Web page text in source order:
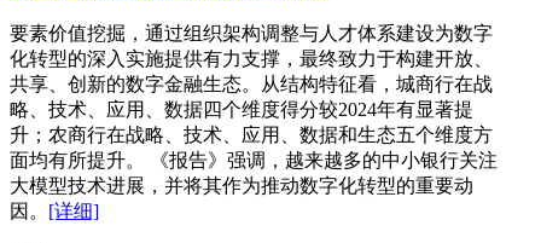
要素价值挖掘，通过组织架构调整与人才体系建设为数字
化转型的深入实施提供有力支撑，最终致力于构建开放、
共享、创新的数字金融生态。从结构特征看，城商行在战
略、技术、应用、数据四个维度得分较2024年有显著提
升；农商行在战略、技术、应用、数据和生态五个维度方
面均有所提升。 《报告》强调，越来越多的中小银行关注
大模型技术进展，并将其作为推动数字化转型的重要动
因。 [详细]